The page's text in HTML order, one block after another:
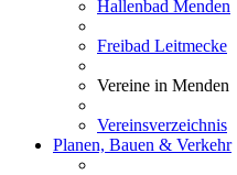
Hallenbad Menden
Freibad Leitmecke
Vereine in Menden
Vereinsverzeichnis
Planen, Bauen & Verkehr